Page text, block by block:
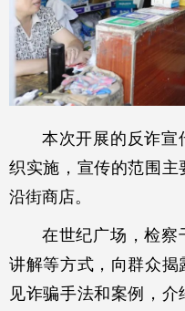
本次开展的反诈宣
织实施，宣传的范围
沿街商店。
在世纪广场，检察
讲解等方式，向群众揭
见诈骗手法和案例，